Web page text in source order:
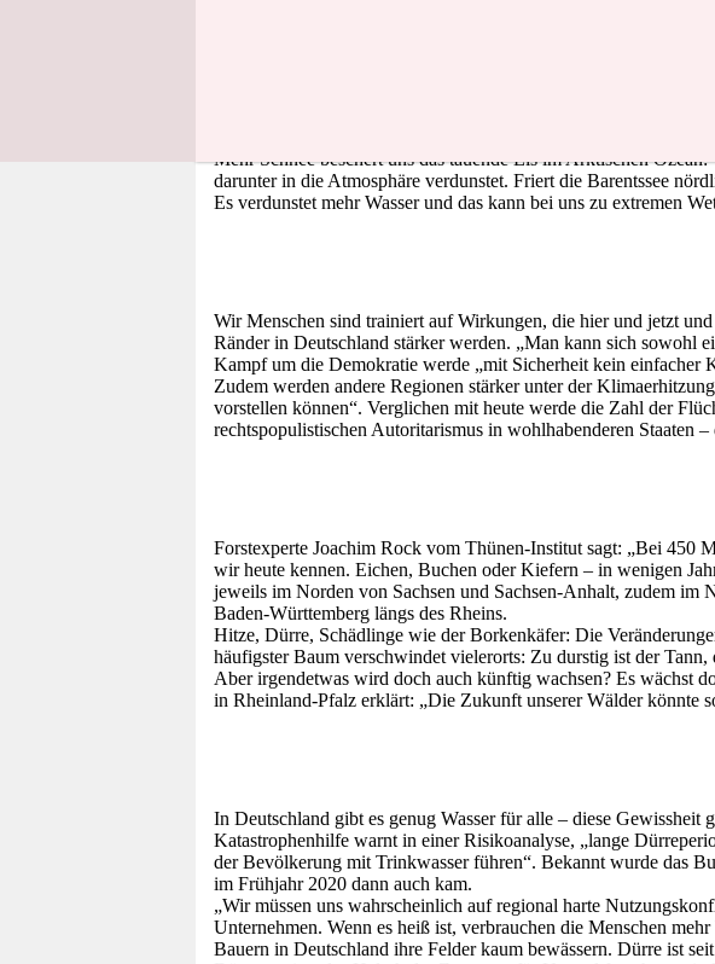
Die Klimaerhitzung wird uns wärmere Winter bringen.
Jetstream: Dieser Höhenwind mäandert über der
Mehr Schnee beschert uns das tauende Eis im Arktischen
darunter in die Atmosphäre verdunstet. Friert die Barentssee
Es verdunstet mehr Wasser und das kann bei uns zu extremen
Wir Menschen sind trainiert auf Wirkungen, die hier und jetzt
Ränder in Deutschland stärker werden. „Man kann sich sowohl
Kampf um die Demokratie werde „mit Sicherheit kein einfacher
Zudem werden andere Regionen stärker unter der
vorstellen können“. Verglichen mit heute werde die Zahl der
rechtspopulistischen Autoritarismus in wohlhabenderen Staaten
Forstexperte Joachim Rock vom Thünen-Institut sagt: „Bei 450
wir heute kennen. Eichen, Buchen oder Kiefern – in wenigen
jeweils im Norden von Sachsen und Sachsen-Anhalt, zudem
Baden-Württemberg längs des Rheins.
Hitze, Dürre, Schädlinge wie der Borkenkäfer: Die
häufigster Baum verschwindet vielerorts: Zu durstig ist der
Aber irgendetwas wird doch auch künftig wachsen? Es wächst
in Rheinland-Pfalz erklärt: „Die Zukunft unserer Wälder könnte
In Deutschland gibt es genug Wasser für alle – diese
Katastrophenhilfe warnt in einer Risikoanalyse, „lange
der Bevölkerung mit Trinkwasser führen“. Bekannt wurde das
im Frühjahr 2020 dann auch kam.
„Wir müssen uns wahrscheinlich auf regional harte
Unternehmen. Wenn es heiß ist, verbrauchen die Menschen
Bauern in Deutschland ihre Felder kaum bewässern. Dürre ist